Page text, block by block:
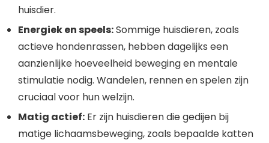
huisdier.
Energiek en speels:Sommige huisdieren, zoals
actieve hondenrassen, hebben dagelijks een
aanzienlijke hoeveelheid beweging en mentale
stimulatie nodig. Wandelen, rennen en spelen zijn
cruciaal voor hun welzijn.
Matig actief: Er zijn huisdieren die gedijen bij
matige lichaamsbeweging, zoals bepaalde katten